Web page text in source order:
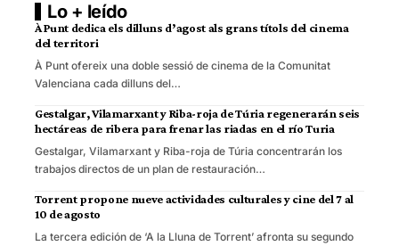
Lo + leído
À Punt dedica els dilluns d’agost als grans títols del cinema
del territori
À Punt ofereix una doble sessió de cinema de la Comunitat
Valenciana cada dilluns del…
Gestalgar, Vilamarxant y Riba-roja de Túria regenerarán seis
hectáreas de ribera para frenar las riadas en el río Turia
Gestalgar, Vilamarxant y Riba-roja de Túria concentrarán los
trabajos directos de un plan de restauración…
Torrent propone nueve actividades culturales y cine del 7 al
10 de agosto
La tercera edición de ‘A la Lluna de Torrent’ afronta su segundo